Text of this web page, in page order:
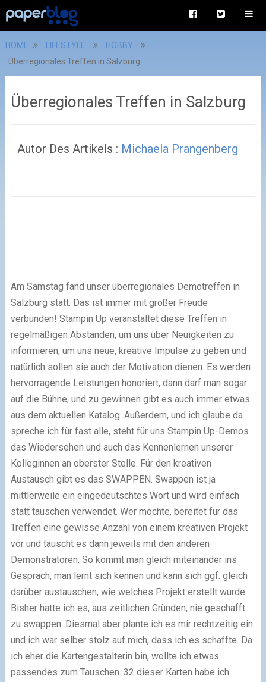
HOME LIFESTYLE
HOBBY
Überregionales Treffen in Salzburg
Überregionales Treffen in Salzburg
Autor Des Artikels : Michaela Prangenberg
Am Samstag fand unser überregionales Demotreffen in
Salzburg statt. Das ist immer mit großer Freude
verbunden! Stampin Up veranstaltet diese Treffen in
regelmäßigen Abständen, um uns über Neuigkeiten zu
informieren, um uns neue, kreative Impulse zu geben und
natürlich sollen sie auch der Motivation dienen. Es werden
hervorragende Leistungen honoriert, dann darf man sogar
auf die Bühne, und zu gewinnen gibt es auch immer etwas
aus dem aktuellen Katalog. Außerdem, und ich glaube da
spreche ich für fast alle, steht für uns Stampin Up-Demos
das Wiedersehen und auch das Kennenlernen unserer
Kolleginnen an oberster Stelle. Für den kreativen
Austausch gibt es das SWAPPEN. Swappen ist ja
mittlerweile ein eingedeutschtes Wort und wird einfach
statt tauschen verwendet. Wer möchte, bereitet für das
Treffen eine gewisse Anzahl von einem kreativen Projekt
vor und tauscht es dann jeweils mit den anderen
Demonstratoren. So kommt man gleich miteinander ins
Gespräch, man lernt sich kennen und kann sich ggf. gleich
darüber austauschen, wie welches Projekt erstellt wurde.
Bisher hatte ich es, aus zeitlichen Gründen, nie geschafft
zu swappen. Diesmal aber plante ich es mir rechtzeitig ein
und ich war selber stolz auf mich, dass ich es schaffte. Da
ich eher die Kartengestalterin bin, wollte ich etwas
passendes zum Tauschen. 32 dieser Karten habe ich